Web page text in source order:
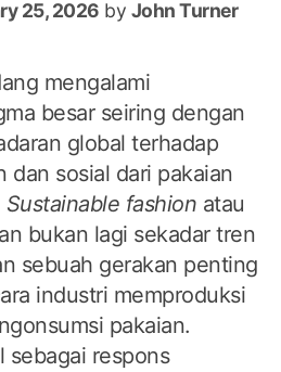
25, 2026 by John Turner
mengalami
besar seiring dengan
global terhadap
dan sosial dari pakaian
Sustainable fashion atau
bukan lagi sekadar tren
sebuah gerakan penting
industri memproduksi
pakaian.
sebagai respons